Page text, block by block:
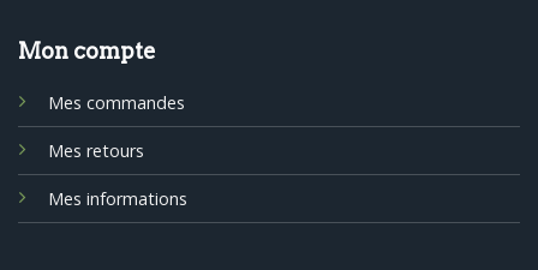
Mon compte
Mes commandes
Mes retours
Mes informations